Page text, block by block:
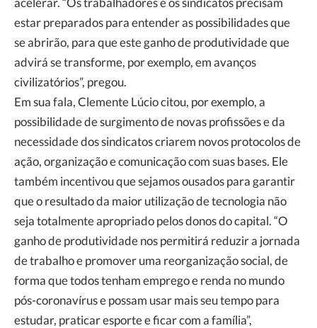
estar preparados para entender as possibilidades que
se abrirão, para que este ganho de produtividade que
advirá se transforme, por exemplo, em avanços
civilizatórios”, pregou.
Em sua fala, Clemente Lúcio citou, por exemplo, a
possibilidade de surgimento de novas profissões e da
necessidade dos sindicatos criarem novos protocolos de
ação, organização e comunicação com suas bases. Ele
também incentivou que sejamos ousados para garantir
que o resultado da maior utilização de tecnologia não
seja totalmente apropriado pelos donos do capital. “O
ganho de produtividade nos permitirá reduzir a jornada
de trabalho e promover uma reorganização social, de
forma que todos tenham emprego e renda no mundo
pós-coronavírus e possam usar mais seu tempo para
estudar, praticar esporte e ficar com a família”,